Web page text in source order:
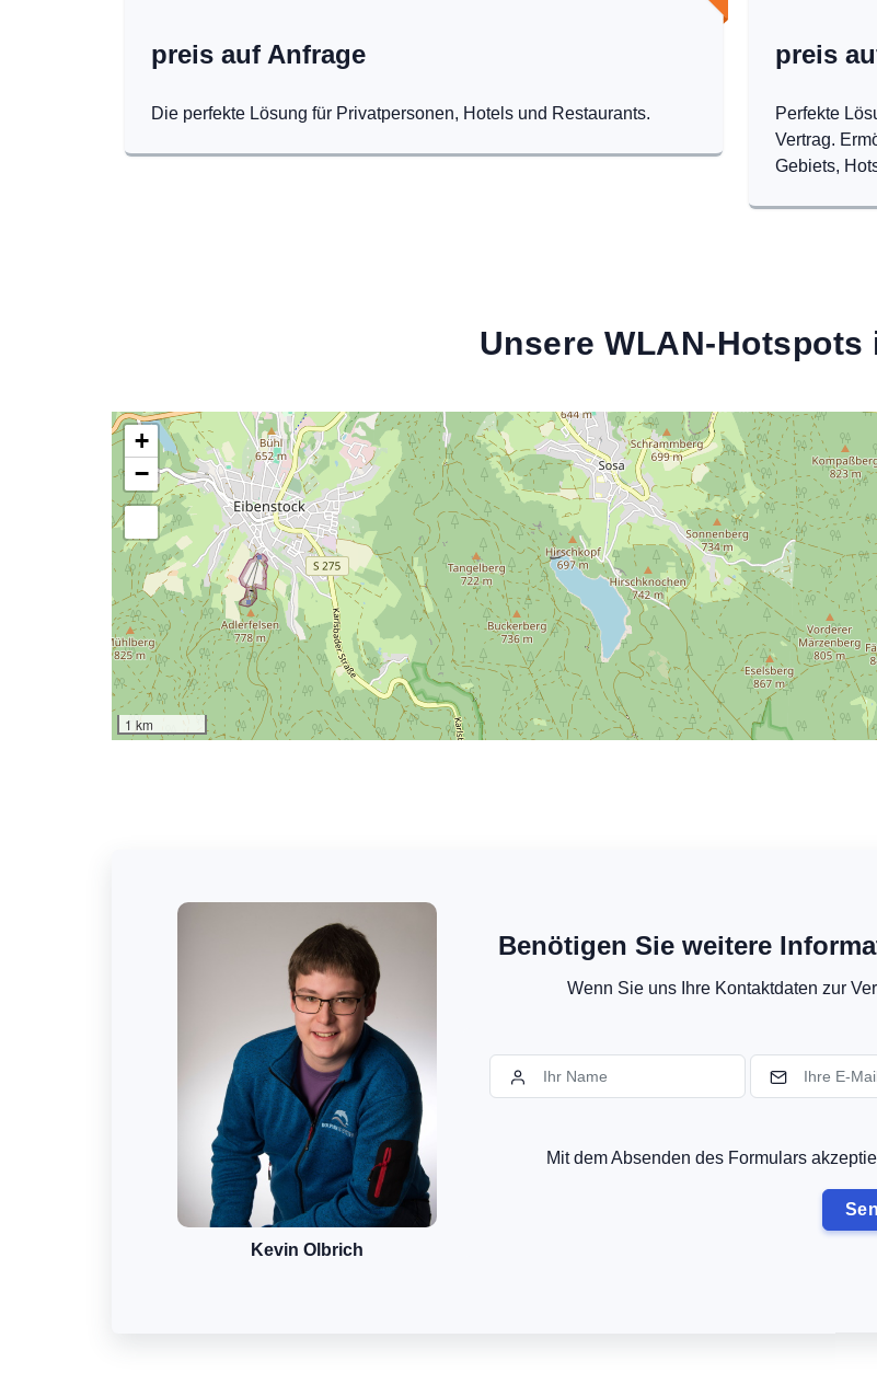
preis auf Anfrage
Die perfekte Lösung für Privatpersonen, Hotels und Restaurants.
preis
Perfekte
Vertrag.
Gebiets,
Unsere WLAN-Hotspots
+
−
1 km
Kevin Olbrich
Benötigen Sie weitere
Wenn Sie uns Ihre Kontaktdaten zur
Mit dem Absenden des Formulars